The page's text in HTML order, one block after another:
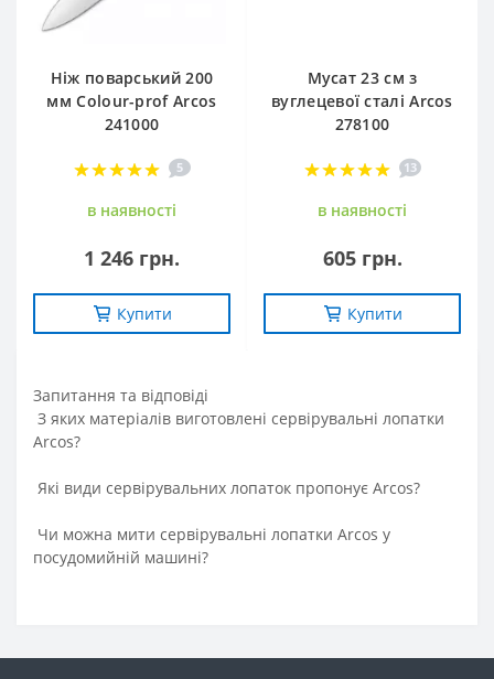
Ніж поварський 200
мм Сolour-prof Arcos
241000
5
в наявностi
1 246 грн.
Купити
Мусат 23 см з
вуглецевої сталі Arcos
278100
13
в наявностi
605 грн.
Купити
Запитання та вiдповiдi
З яких матеріалів виготовлені сервірувальні лопатки
Arcos?
Які види сервірувальних лопаток пропонує Arcos?
Чи можна мити сервірувальні лопатки Arcos у
посудомийній машині?